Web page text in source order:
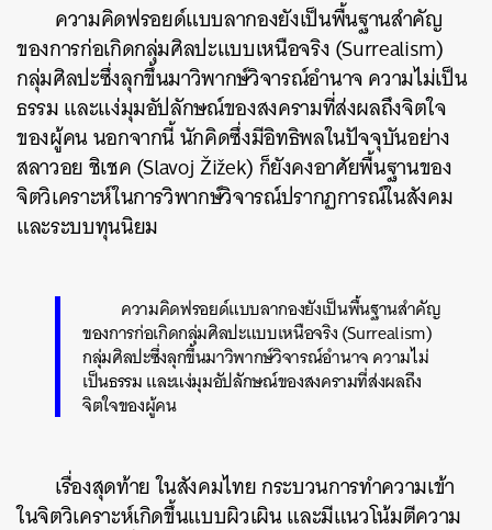
ความคิดฟรอยด์แบบลากองยังเป็นพื้นฐานสำคัญ
ของการก่อเกิดกลุ่มศิลปะแบบเหนือจริง (Surrealism)
กลุ่มศิลปะซึ่งลุกขึ้นมาวิพากษ์วิจารณ์อำนาจ ความไม่เป็น
ธรรม และแง่มุมอัปลักษณ์ของสงครามที่ส่งผลถึงจิตใจ
ของผู้คน นอกจากนี้ นักคิดซึ่งมีอิทธิพลในปัจจุบันอย่าง
สลาวอย ชิเชค (Slavoj Žižek) ก็ยังคงอาศัยพื้นฐานของ
จิตวิเคราะห์ในการวิพากษ์วิจารณ์ปรากฏการณ์ในสังคม
และระบบทุนนิยม
ความคิดฟรอยด์แบบลากองยังเป็นพื้นฐานสำคัญ
ของการก่อเกิดกลุ่มศิลปะแบบเหนือจริง (Surrealism)
กลุ่มศิลปะซึ่งลุกขึ้นมาวิพากษ์วิจารณ์อำนาจ ความไม่
เป็นธรรม และแง่มุมอัปลักษณ์ของสงครามที่ส่งผลถึง
จิตใจของผู้คน
เรื่องสุดท้าย ในสังคมไทย กระบวนการทำความเข้า
ในจิตวิเคราะห์เกิดขึ้นแบบผิวเผิน และมีแนวโน้มตีความ